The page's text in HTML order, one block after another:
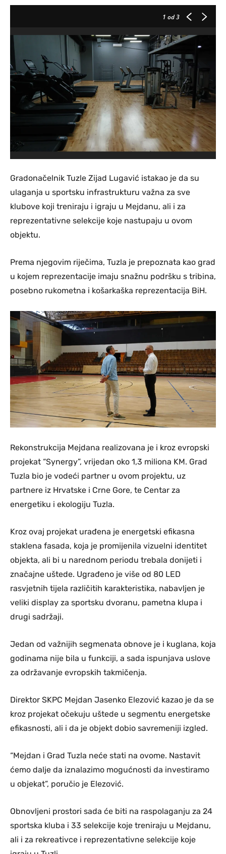
1 od 3
Gradonačelnik Tuzle Zijad Lugavić istakao je da su
ulaganja u sportsku infrastrukturu važna za sve
klubove koji treniraju i igraju u Mejdanu, ali i za
reprezentativne selekcije koje nastupaju u ovom
objektu.
Prema njegovim riječima, Tuzla je prepoznata kao grad
u kojem reprezentacije imaju snažnu podršku s tribina,
posebno rukometna i košarkaška reprezentacija BiH.
Rekonstrukcija Mejdana realizovana je i kroz evropski
projekat “Synergy”, vrijedan oko 1,3 miliona KM. Grad
Tuzla bio je vodeći partner u ovom projektu, uz
partnere iz Hrvatske i Crne Gore, te Centar za
energetiku i ekologiju Tuzla.
Kroz ovaj projekat urađena je energetski efikasna
staklena fasada, koja je promijenila vizuelni identitet
objekta, ali bi u narednom periodu trebala donijeti i
značajne uštede. Ugrađeno je više od 80 LED
rasvjetnih tijela različitih karakteristika, nabavljen je
veliki display za sportsku dvoranu, pametna klupa i
drugi sadržaji.
Jedan od važnijih segmenata obnove je i kuglana, koja
godinama nije bila u funkciji, a sada ispunjava uslove
za održavanje evropskih takmičenja.
Direktor SKPC Mejdan Jasenko Elezović kazao je da se
kroz projekat očekuju uštede u segmentu energetske
efikasnosti, ali i da je objekt dobio savremeniji izgled.
“Mejdan i Grad Tuzla neće stati na ovome. Nastavit
ćemo dalje da iznalazimo mogućnosti da investiramo
u objekat”, poručio je Elezović.
Obnovljeni prostori sada će biti na raspolaganju za 24
sportska kluba i 33 selekcije koje treniraju u Mejdanu,
ali i za rekreativce i reprezentativne selekcije koje